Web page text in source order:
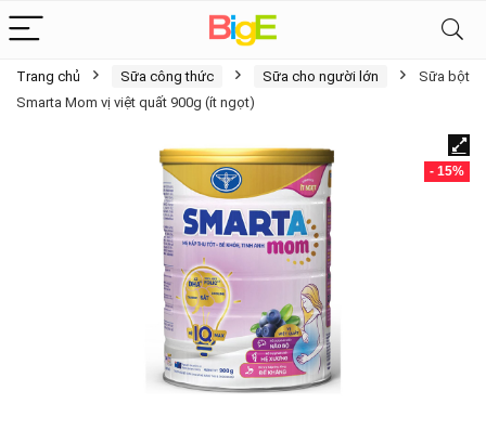
Trang chủ Sữa công thức Sữa cho người lớn
Sữa bột
Smarta Mom vị việt quất 900g (ít ngọt)
- 15%